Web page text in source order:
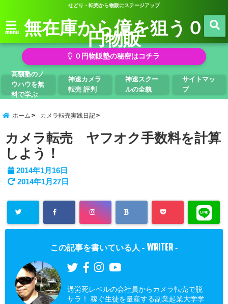
せどり・転売から物販にステージアップ
menu 無在庫から億を狙う０
円物販
０円物販塾の秘密はコチラ
高額塾のノ
ウハウを無
料で学ぶ
神速カメラ
転売 評判
神速スクー
ルの全貌
サイトマッ
プ
ホーム カメラ転売実践日記
カメラ転売 ヤフオク手数料を計算
しよう！
2014年1月16日
2014年1月27日
この記事を書いている人 - WRITER -
過労死レベルの会社員からカメラ転売で脱
サラ！ 稼ぐ生徒を量産する副業起業大学学